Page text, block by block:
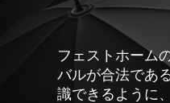
フェストホーム
バルが合法であ
識できるように